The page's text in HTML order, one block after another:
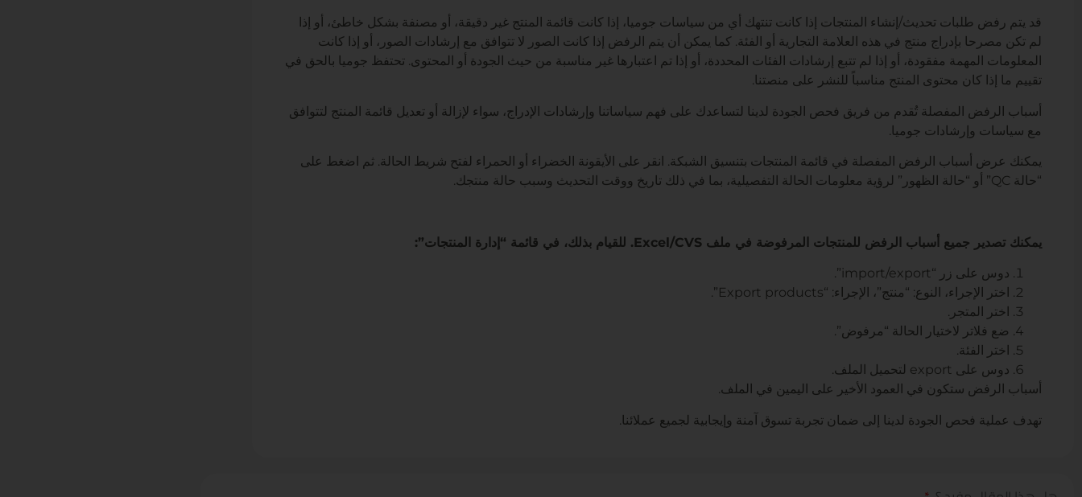
قد يتم رفض طلبات تحديث/إنشاء المنتجات إذا كانت تنتهك أي من سياسات جوميا، إذا كانت قائمة المنتج غير دقيقة، أو مصنفة بشكل خاطئ، أو إذا
لم تكن مصرحا بإدراج منتج في هذه العلامة التجارية أو الفئة. كما يمكن أن يتم الرفض إذا كانت الصور لا تتوافق مع إرشادات الصور، أو إذا كانت
المعلومات المهمة مفقودة، أو إذا لم تتبع إرشادات الفئات المحددة، أو إذا تم اعتبارها غير مناسبة من حيث الجودة أو المحتوى. تحتفظ جوميا بالحق في
تقييم ما إذا كان محتوى المنتج مناسباً للنشر على منصتنا.
أسباب الرفض المفصلة تُقدم من فريق فحص الجودة لدينا لتساعدك على فهم سياساتنا وإرشادات الإدراج، سواء لإزالة أو تعديل قائمة المنتج لتتوافق
مع سياسات وإرشادات جوميا.
يمكنك عرض أسباب الرفض المفصلة في قائمة المنتجات بتنسيق الشبكة. انقر على الأيقونة الخضراء أو الحمراء لفتح شريط الحالة. ثم اضغط على
“حالة QC” أو “حالة الظهور” لرؤية معلومات الحالة التفصيلية، بما في ذلك تاريخ ووقت التحديث وسبب حالة منتجك.
يمكنك تصدير جميع أسباب الرفض للمنتجات المرفوضة في ملف Excel/CVS. للقيام بذلك، في قائمة “إدارة المنتجات”:
دوس على زر “import/export”.
اختر الإجراء، النوع: “منتج”، الإجراء: “Export products”.
اختر المتجر.
ضع فلاتر لاختيار الحالة “مرفوض”.
اختر الفئة.
دوس على export لتحميل الملف.
أسباب الرفض ستكون في العمود الأخير على اليمين في الملف.
تهدف عملية فحص الجودة لدينا إلى ضمان تجربة تسوق آمنة وإيجابية لجميع عملائنا.
تعرف على
مساعد جوميا الذكي